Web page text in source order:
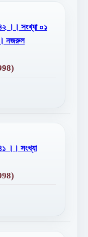
।। সংখ্যা ০১
নজরুল
।। সংখ্যা